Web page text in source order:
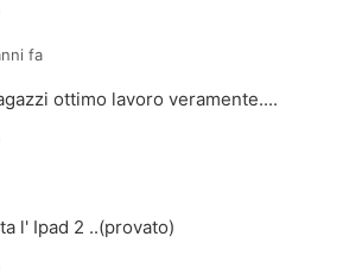
fa
ottimo lavoro veramente....
l' Ipad 2 ..(provato)